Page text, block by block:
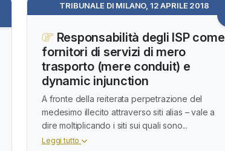
TRIBUNALE DI MILANO, 12 APRILE 2018
Responsabilità degli ISP come
fornitori di servizi di mero
trasporto (mere conduit) e
dynamic injunction
A fronte della reiterata perpetrazione del
medesimo illecito attraverso siti alias – vale a
dire moltiplicando i siti sui quali sono...
Leggi tutto